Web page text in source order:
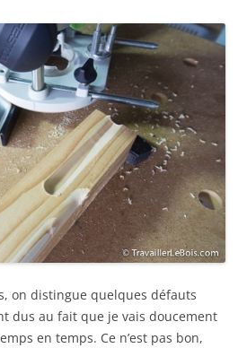
on distingue quelques défauts
dus au fait que je vais doucement
en temps. Ce n’est pas bon,